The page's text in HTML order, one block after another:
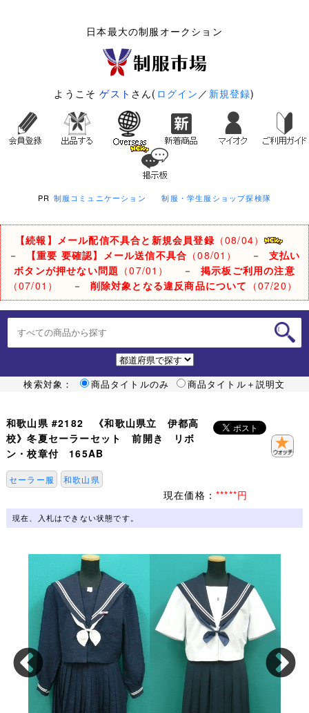
日本最大の制服オークション
ようこそゲスト さん( ログイン ／ 新規登録)
PR 制服コミュニケーション 制服・学生服ショップ探検隊
【続報】メール配信不具合と新規会員登録 （08/04）
－
【重要 要確認】メール送信不具合 （08/01） － 支払い
ボタンが押せない問題 （07/01） － 掲示板ご利用の注意
（07/01）
－ 削除対象となる違反商品について （07/20）
検索対象： 商品タイトルのみ 商品タイトル＋説明文
和歌山県 #2182 《和歌山県立 伊都高
校》冬夏セーラーセット 前開き リボ
ン・校章付 165AB
セーラー服 和歌山県
現在価格： *****円
現在、入札はできない状態です。